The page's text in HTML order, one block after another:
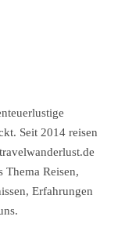
Seit 2014 reisen
Thema Reisen,
Erfahrungen